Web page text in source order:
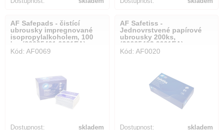
AF Safepads - čistící
ubrousky impregnované
isopropylalkoholem, 100
ks, (30005401.0001EA)
Kód: AF0069
Dostupnost: skladem
AF Safetiss -
Jednovrstvené papírové
ubrousky 200ks,
(30005403.0001EA)
Kód: AF0020
Dostupnost: skladem